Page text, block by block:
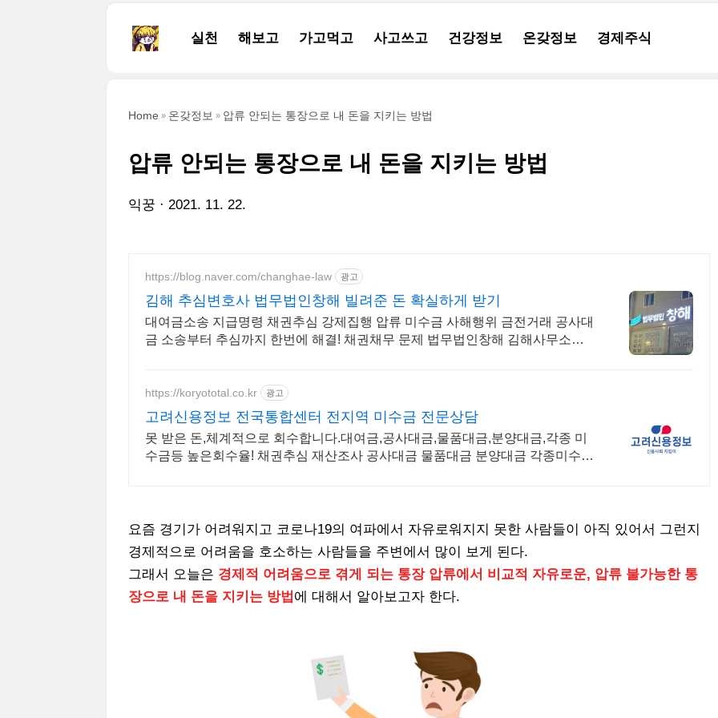
실천 해보고 가고먹고 사고쓰고 건강정보 온갖정보 경제주식
Home 온갖정보 압류 안되는 통장으로 내 돈을 지키는 방법
압류 안되는 통장으로 내 돈을 지키는 방법
익꿍 2021. 11. 22.
https://blog.naver.com/changhae-law 광고
김해 추심변호사 법무법인창해 빌려준 돈 확실하게 받기
대여금소송 지급명령 채권추심 강제집행 압류 미수금 사해행위 금전거래 공사대
금 소송부터 추심까지 한번에 해결! 채권채무 문제 법무법인창해 김해사무소와
https://koryototal.co.kr 광고
고려신용정보 전국통합센터 전지역 미수금 전문상담
못 받은 돈,체계적으로 회수합니다.대여금,공사대금,물품대금,분양대금,각종 미
수금등 높은회수율! 채권추심 재산조사 공사대금 물품대금 분양대금 각종미수금
요즘 경기가 어려워지고 코로나19의 여파에서 자유로워지지 못한 사람들이 아직 있어서 그런지
경제적으로 어려움을 호소하는 사람들을 주변에서 많이 보게 된다.
그래서 오늘은 경제적 어려움으로 겪게 되는 통장 압류에서 비교적 자유로운, 압류 불가능한 통
장으로 내 돈을 지키는 방법 에 대해서 알아보고자 한다.